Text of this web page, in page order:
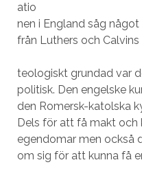
atio
nen i England såg
från Luthers och
teologiskt grundad var
politisk. Den engelske
den Romersk-katolska
Dels för att få makt
egendomar men också
om sig för att kunna få